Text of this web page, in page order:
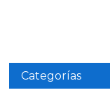
Categorías